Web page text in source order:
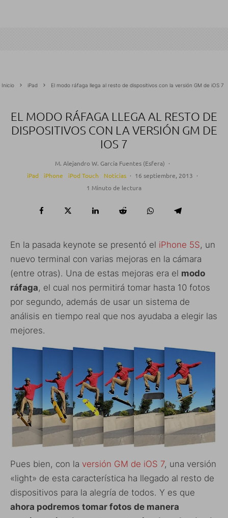
Inicio iPad El modo ráfaga llega al resto de dispositivos con la versión GM de iOS 7
EL MODO RÁFAGA LLEGA AL RESTO DE
DISPOSITIVOS CON LA VERSIÓN GM DE
IOS 7
M. Alejandro W. García Fuentes (Esfera) ·
iPad
iPhone iPod Touch Noticias · 16 septiembre, 2013 ·
1 Minuto de lectura
En la pasada keynote se presentó el iPhone 5S, un
nuevo terminal con varias mejoras en la cámara
(entre otras). Una de estas mejoras era el modo
ráfaga, el cual nos permitirá tomar hasta 10 fotos
por segundo, además de usar un sistema de
análisis en tiempo real que nos ayudaba a elegir las
mejores.
Pues bien, con la versión GM de iOS 7, una versión
«light» de esta característica ha llegado al resto de
dispositivos para la alegría de todos. Y es que
ahora podremos tomar fotos de manera